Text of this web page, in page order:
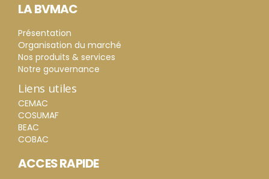
LA BVMAC
Présentation
Organisation du marché
Nos produits & services
Notre gouvernance
Liens utiles
CEMAC
COSUMAF
BEAC
COBAC
ACCES RAPIDE